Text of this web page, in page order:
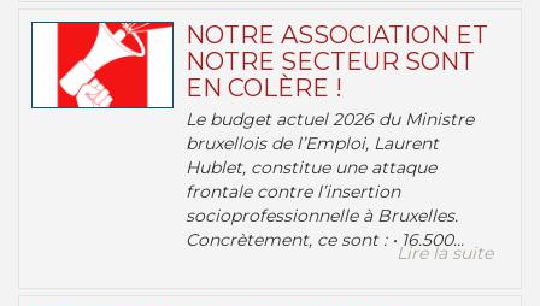
NOTRE ASSOCIATION ET
NOTRE SECTEUR SONT
EN COLÈRE !
Le budget actuel 2026 du Ministre
bruxellois de l’Emploi, Laurent
Hublet, constitue une attaque
frontale contre l’insertion
socioprofessionnelle à Bruxelles.
Concrètement, ce sont : • 16.500...
Lire la suite